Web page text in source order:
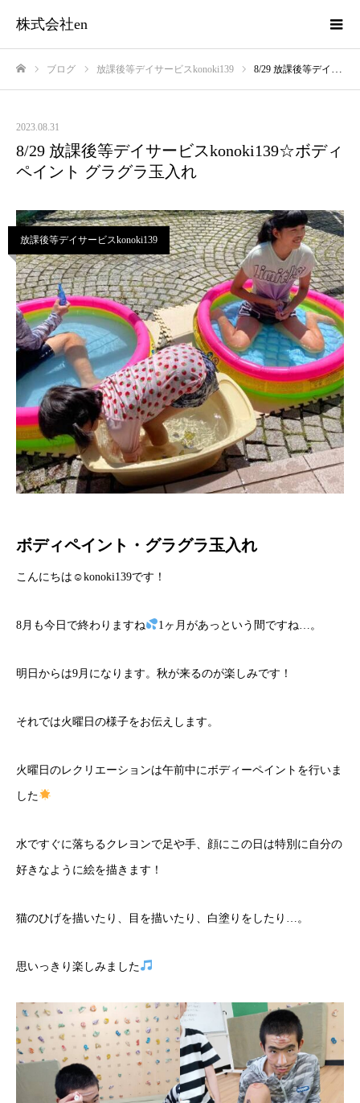
株式会社en
ブログ 放課後等デイサービスkonoki139 8/29 放課後等デイサービスkonoki139☆ボディペイント グラグラ玉入れ
2023.08.31
8/29 放課後等デイサービスkonoki139☆ボディ
ペイント グラグラ玉入れ
放課後等デイサービスkonoki139
ボディペイント・グラグラ玉入れ
こんにちは☺konoki139です！
8月も今日で終わりますね 1ヶ月があっという間ですね…。
明日からは9月になります。秋が来るのが楽しみです！
それでは火曜日の様子をお伝えします。
火曜日のレクリエーションは午前中にボディーペイントを行いま
した
水ですぐに落ちるクレヨンで足や手、顔にこの日は特別に自分の
好きなように絵を描きます！
猫のひげを描いたり、目を描いたり、白塗りをしたり…。
思いっきり楽しみました